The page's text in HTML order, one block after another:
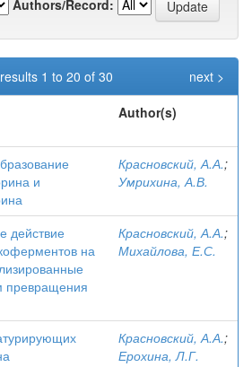
Authors/Record:
1 to 20 of 30
next >
Author(s)
и
Красновский, А.А.;
Умрихина, А.В.
действие
на
превращения
Красновский, А.А.;
Михайлова, Е.С.
Красновский, А.А.;
Ерохина, Л.Г.